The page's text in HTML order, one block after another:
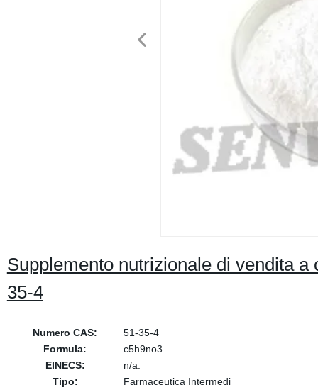
Supplemento nutrizionale di vendita
35-4
Numero CAS:
51-35-4
Formula:
c5h9no3
EINECS:
n/a.
Tipo:
Farmaceutica Intermedi